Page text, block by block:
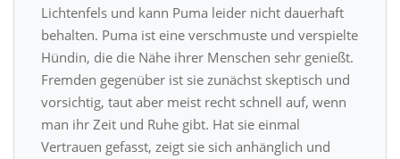
Lichtenfels und kann Puma leider nicht dauerhaft
behalten. Puma ist eine verschmuste und verspielte
Hündin, die die Nähe ihrer Menschen sehr genießt.
Fremden gegenüber ist sie zunächst skeptisch und
vorsichtig, taut aber meist recht schnell auf, wenn
man ihr Zeit und Ruhe gibt. Hat sie einmal
Vertrauen gefasst, zeigt sie sich anhänglich und